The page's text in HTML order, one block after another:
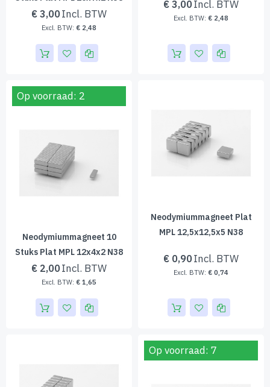
€ 3,00
€ 2,48
€ 3,00
€ 2,48
Op voorraad: 2
Neodymiummagneet 10
Stuks Plat MPL 12x4x2 N38
€ 2,00
€ 1,65
Neodymiummagneet Plat
MPL 12,5x12,5x5 N38
€ 0,90
€ 0,74
Op voorraad: 7